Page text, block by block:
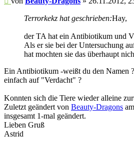
Terrorkekz hat geschrieben:Hay,
der TA hat ein Antibiotikum und
Als er sie bei der Untersuchung
hat mochten sie das überhaupt
Ein Antibiotikum -weißt du den Namen
einfach auf "Verdacht" ?
Konnten sich die Tiere wieder alleine
Zuletzt geändert von Beauty-Dragons
insgesamt 1-mal geändert.
Lieben Gruß
Astrid